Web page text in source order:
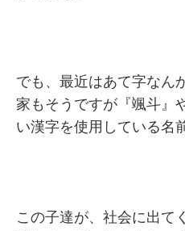
でも、最近はあて字なん
家もそうですが『颯斗』
い漢字を使用している名
この子達が、社会に出て